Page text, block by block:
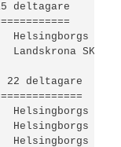
deltagare
22 deltagare